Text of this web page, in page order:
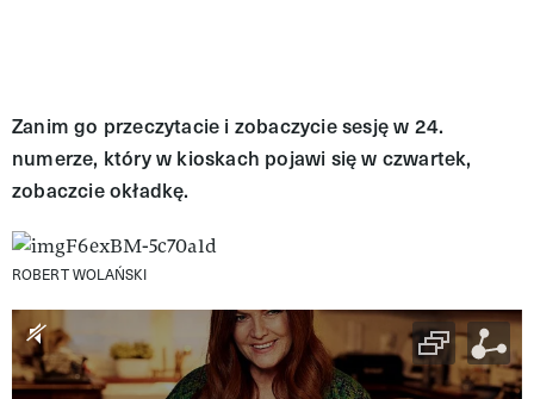
Zanim go przeczytacie i zobaczycie sesję w 24.
numerze, który w kioskach pojawi się w czwartek,
zobaczcie okładkę.
ROBERT WOLAŃSKI